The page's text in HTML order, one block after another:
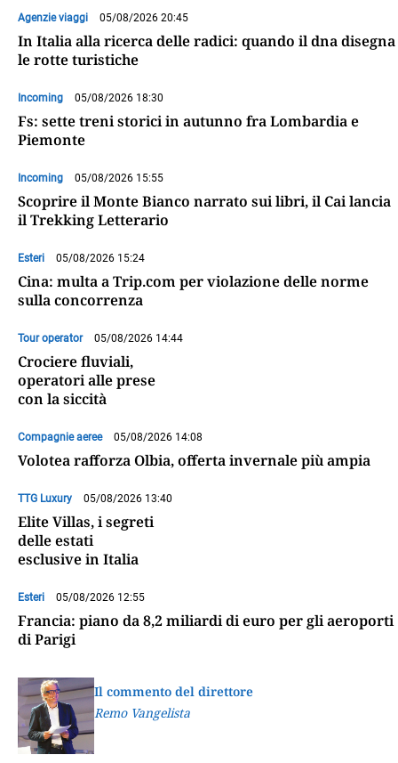
Agenzie viaggi 05/08/2026 20:45
In Italia alla ricerca delle radici: quando il dna disegna
le rotte turistiche
Incoming 05/08/2026 18:30
Fs: sette treni storici in autunno fra Lombardia e
Piemonte
Incoming 05/08/2026 15:55
Scoprire il Monte Bianco narrato sui libri, il Cai lancia
il Trekking Letterario
Esteri 05/08/2026 15:24
Cina: multa a Trip.com per violazione delle norme
sulla concorrenza
Tour operator 05/08/2026 14:44
Crociere fluviali,
operatori alle prese
con la siccità
Compagnie aeree 05/08/2026 14:08
Volotea rafforza Olbia, offerta invernale più ampia
TTG Luxury 05/08/2026 13:40
Elite Villas, i segreti
delle estati
esclusive in Italia
Esteri 05/08/2026 12:55
Francia: piano da 8,2 miliardi di euro per gli aeroporti
di Parigi
Il commento del direttore
Remo Vangelista